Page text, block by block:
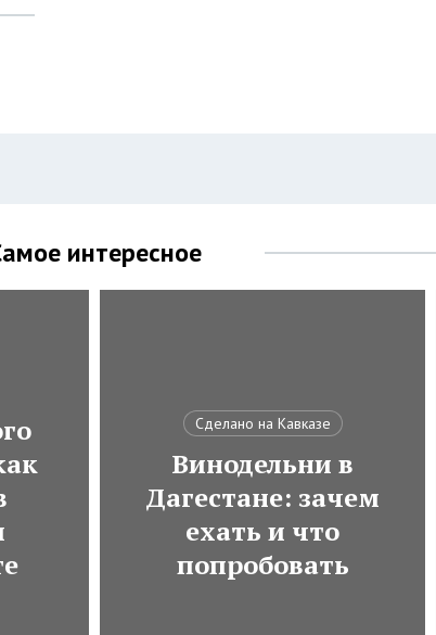
интересное
Сделано на Кавказе
Винодельни в
Дагестане: зачем
ехать и что
попробовать